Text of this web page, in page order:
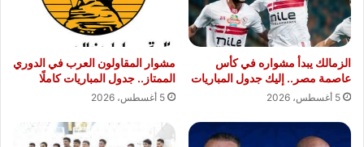
الزمالك يبدأ مشواره في كأس
عاصمة مصر.. إليك جدول المباريات
5 أغسطس، 2026
مشوار المقاولون العرب في الدوري
الممتاز.. جدول المباريات كاملًا
5 أغسطس، 2026